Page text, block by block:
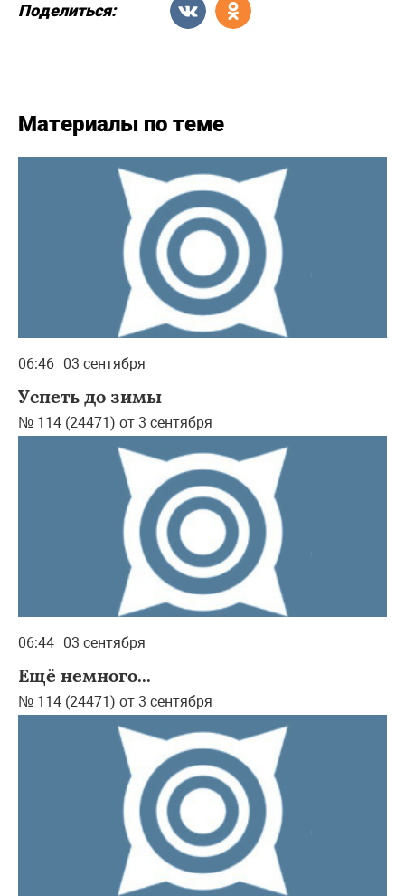
Поделиться:
Материалы по теме
06:46 03 сентября
Успеть до зимы
№ 114 (24471) от 3 сентября
06:44 03 сентября
Ещё немного...
№ 114 (24471) от 3 сентября